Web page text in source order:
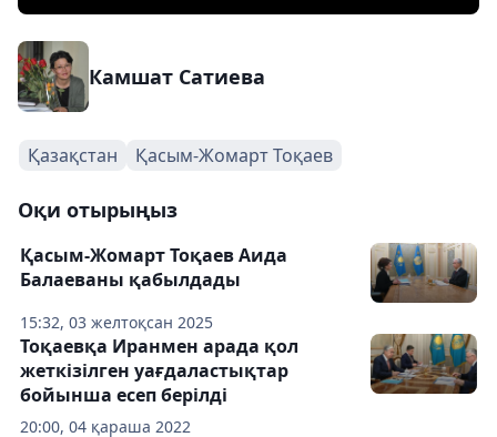
Камшат Сатиева
Қазақстан Қасым-Жомарт Тоқаев
Оқи отырыңыз
15:32, 03 желтоқсан 2025
Қасым-Жомарт Тоқаев Аида
Балаеваны қабылдады
20:00, 04 қараша 2022
Тоқаевқа Иранмен арада қол
жеткізілген уағдаластықтар
бойынша есеп берілді